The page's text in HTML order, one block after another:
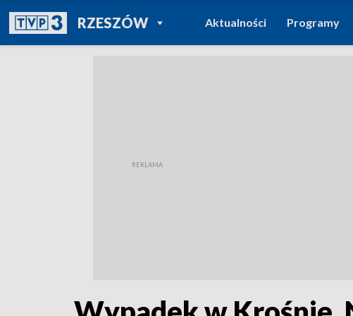
RZESZÓWPOWRÓT DO
TVP REGIONY
Aktualności Programy